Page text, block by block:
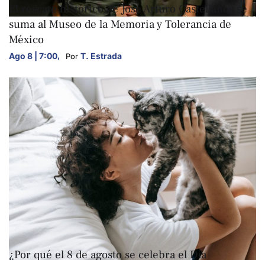
El rescate histórico de José Arturo Castellanos se
suma al Museo de la Memoria y Tolerancia de
México
Ago 8 | 7:00, Por T. Estrada
ARTE Y CULTURA
¿Por qué el 8 de agosto se celebra el Día